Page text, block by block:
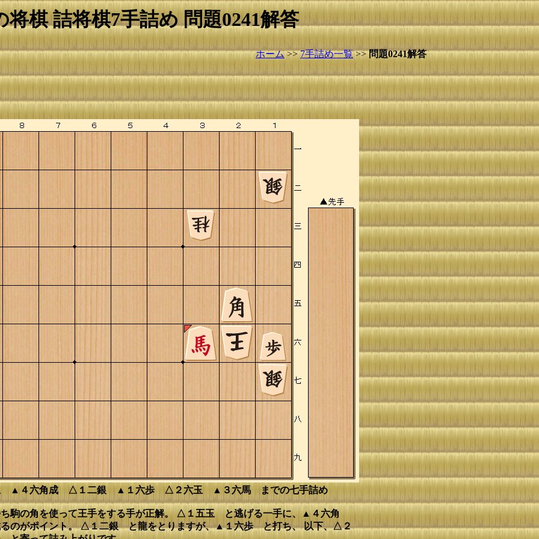
将棋 詰将棋7手詰め 問題0241解答
ホーム>>7手詰め一覧>>問題0241解答
▲４六角成 △１二銀 ▲１六歩 △２六玉 ▲３六馬 までの七手詰め
駒の角を使って王手をする手が正解。 △１五玉 と逃げる一手に、▲４六角
のがポイント。 △１二銀 と龍をとりますが、▲１六歩 と打ち、 以下、△２